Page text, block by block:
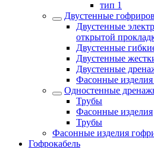
тип 1
Двустенные
Двустенные
открытой
Двустенные
Двустенные
Двустенные
Фасонные
Одностенные
Трубы
Фасонные изделия
Трубы
Фасонные изделия
Гофрокабель